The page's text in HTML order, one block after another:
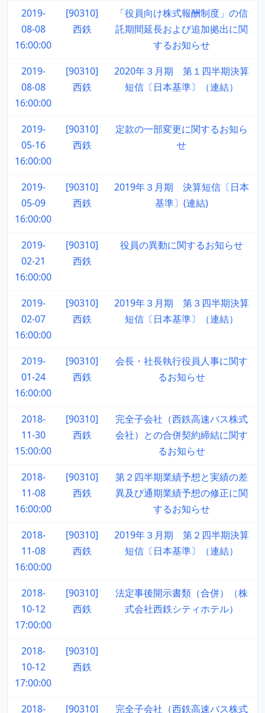
2019-
08-08
16:00:00
[90310]
西鉄
「役員向け株式報酬制度」の信
託期間延長および追加拠出に関
するお知らせ
2019-
08-08
16:00:00
[90310]
西鉄
2020年３月期 第１四半期決算
短信〔日本基準〕（連結）
2019-
05-16
16:00:00
[90310]
西鉄
定款の一部変更に関するお知ら
せ
2019-
05-09
16:00:00
[90310]
西鉄
2019年３月期 決算短信〔日本
基準〕(連結)
2019-
02-21
16:00:00
[90310]
西鉄
役員の異動に関するお知らせ
2019-
02-07
16:00:00
[90310]
西鉄
2019年３月期 第３四半期決算
短信〔日本基準〕（連結）
2019-
01-24
16:00:00
[90310]
西鉄
会長・社長執行役員人事に関す
るお知らせ
2018-
11-30
15:00:00
[90310]
西鉄
完全子会社（西鉄高速バス株式
会社）との合併契約締結に関す
るお知らせ
2018-
11-08
16:00:00
[90310]
西鉄
第２四半期業績予想と実績の差
異及び通期業績予想の修正に関
するお知らせ
2018-
11-08
16:00:00
[90310]
西鉄
2019年３月期 第２四半期決算
短信〔日本基準〕（連結）
2018-
10-12
17:00:00
[90310]
西鉄
法定事後開示書類（合併）（株
式会社西鉄シティホテル）
2018-
10-12
17:00:00
[90310]
西鉄
2018- [90310] 完全子会社（西鉄高速バス株式